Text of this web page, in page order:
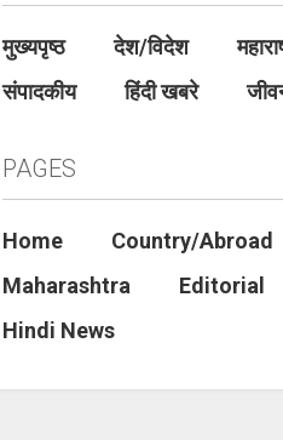
मुख्यपृष्ठ देश/विदेश
संपादकीय
हिंदी खबरे
PAGES
Home
Country/Abroad
Maharashtra
Editorial
Hindi News